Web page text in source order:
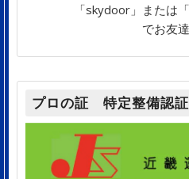
「skydoor」または
でお友
プロの証 特定整備認